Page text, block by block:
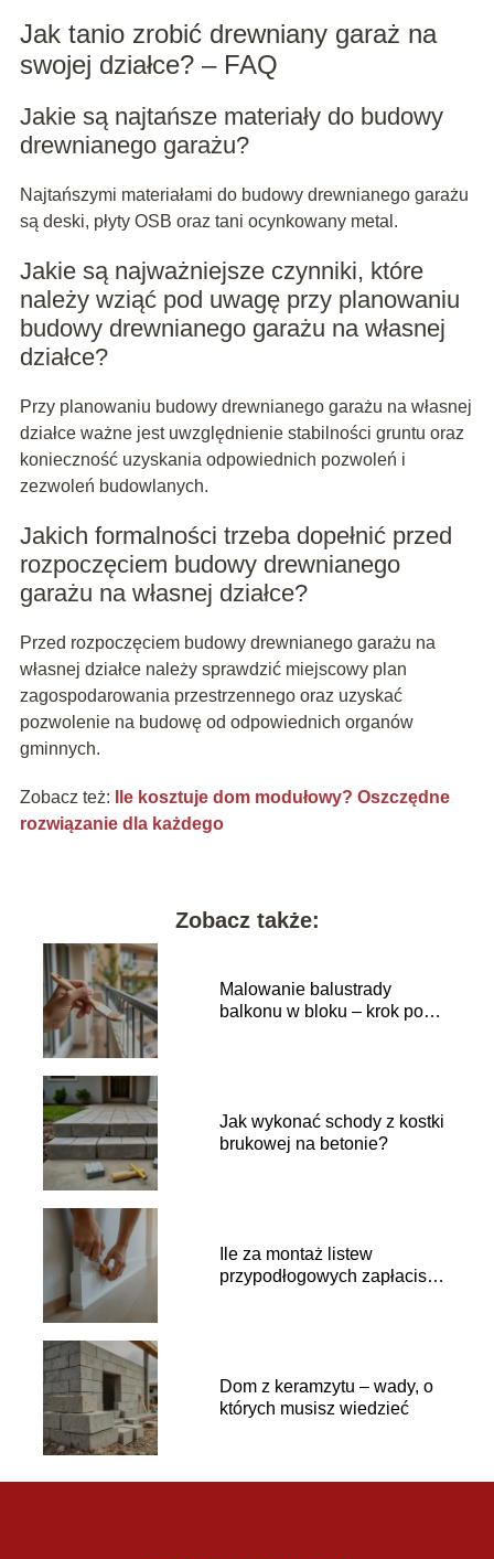
Jak tanio zrobić drewniany garaż na
swojej działce? – FAQ
Jakie są najtańsze materiały do budowy
drewnianego garażu?
Najtańszymi materiałami do budowy drewnianego garażu
są deski, płyty OSB oraz tani ocynkowany metal.
Jakie są najważniejsze czynniki, które
należy wziąć pod uwagę przy planowaniu
budowy drewnianego garażu na własnej
działce?
Przy planowaniu budowy drewnianego garażu na własnej
działce ważne jest uwzględnienie stabilności gruntu oraz
konieczność uzyskania odpowiednich pozwoleń i
zezwoleń budowlanych.
Jakich formalności trzeba dopełnić przed
rozpoczęciem budowy drewnianego
garażu na własnej działce?
Przed rozpoczęciem budowy drewnianego garażu na
własnej działce należy sprawdzić miejscowy plan
zagospodarowania przestrzennego oraz uzyskać
pozwolenie na budowę od odpowiednich organów
gminnych.
Zobacz też:
Ile kosztuje dom modułowy? Oszczędne
rozwiązanie dla każdego
Zobacz także:
Malowanie balustrady
balkonu w bloku – krok po
Jak wykonać schody z kostki
brukowej na betonie?
Ile za montaż listew
przypodłogowych zapłacisz
Dom z keramzytu – wady, o
których musisz wiedzieć